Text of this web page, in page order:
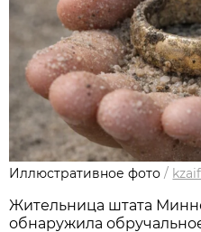
Иллюстративное фото /
Жительница штата
обнаружила